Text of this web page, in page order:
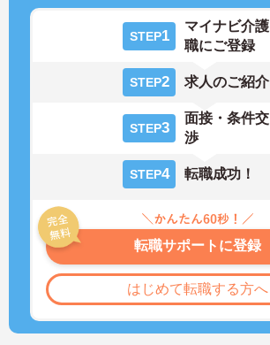
STEP1
マイナビ介護
職にご登録
STEP2 求人のご紹介
STEP3
面接・条件交
渉
STEP4 転職成功！
転職サポートに登録
はじめて転職する方へ